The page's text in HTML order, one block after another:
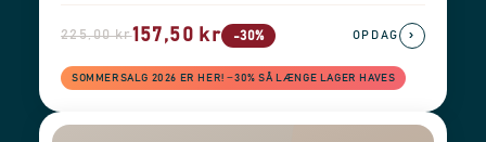
225,00 kr157,50 kr -30%
SOMMERSALG 2026 ER HER! −30% SÅ LÆNGE LAGER HAVES
OPDAG ›